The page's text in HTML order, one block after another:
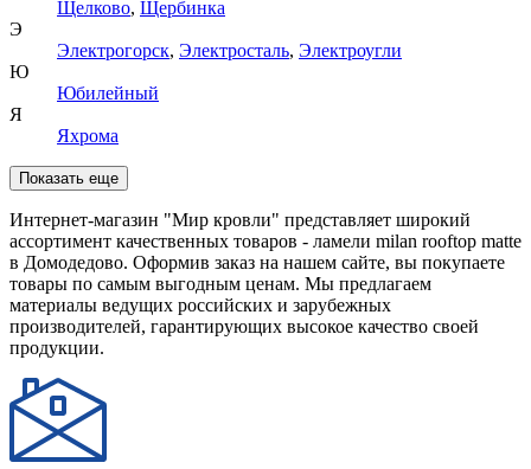
Щелково, Щербинка
Э
Электрогорск, Электросталь, Электроугли
Ю
Юбилейный
Я
Яхрома
Показать еще
Интернет-магазин "Мир кровли" представляет широкий
ассортимент качественных товаров - ламели milan rooftop matte
в Домодедово. Оформив заказ на нашем сайте, вы покупаете
товары по самым выгодным ценам. Мы предлагаем
материалы ведущих российских и зарубежных
производителей, гарантирующих высокое качество своей
продукции.